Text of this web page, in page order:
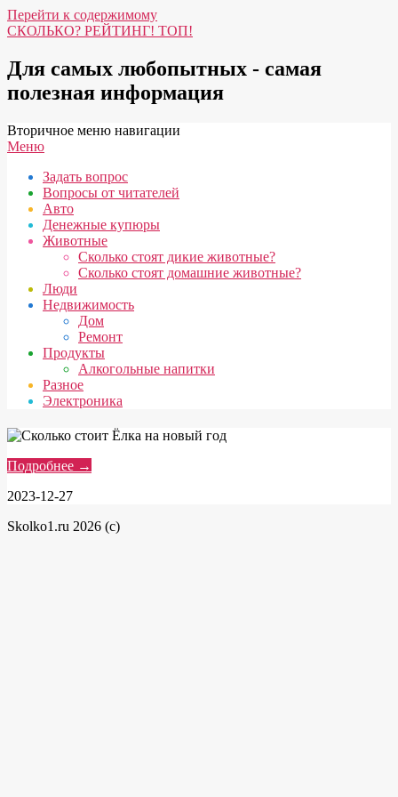
Перейти к содержимому
СКОЛЬКО? РЕЙТИНГ! ТОП!
Для самых любопытных - самая
полезная информация
Вторичное меню навигации
Меню
Задать вопрос
Вопросы от читателей
Авто
Денежные купюры
Животные
Сколько стоят дикие животные?
Сколько стоят домашние животные?
Люди
Недвижимость
Дом
Ремонт
Продукты
Алкогольные напитки
Разное
Электроника
Подробнее →
2023-12-27
Skolko1.ru 2026 (c)